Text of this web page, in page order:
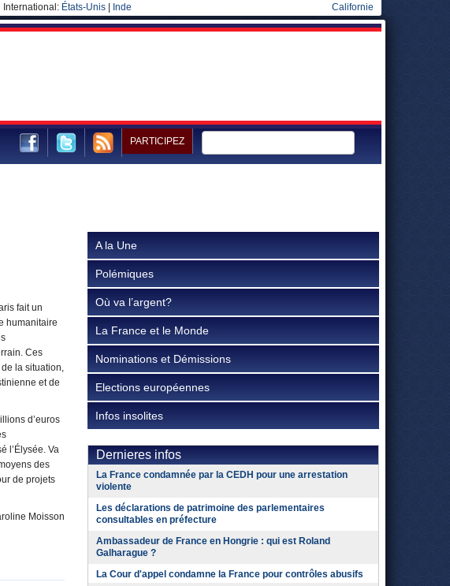
International: États-Unis Inde Californie
PARTICIPEZ
fait un
humanitaire
Ces
la situation,
et de
d’euros
l’Élysée. Va
des
de projets
Moisson
A la Une
Polémiques
Où va l’argent?
La France et le Monde
Nominations et Démissions
Elections européennes
Infos insolites
Dernieres infos
La France condamnée par la CEDH pour une arrestation
violente
Les déclarations de patrimoine des parlementaires
consultables en préfecture
Ambassadeur de France en Hongrie : qui est Roland
Galharague ?
La Cour d'appel condamne la France pour contrôles abusifs